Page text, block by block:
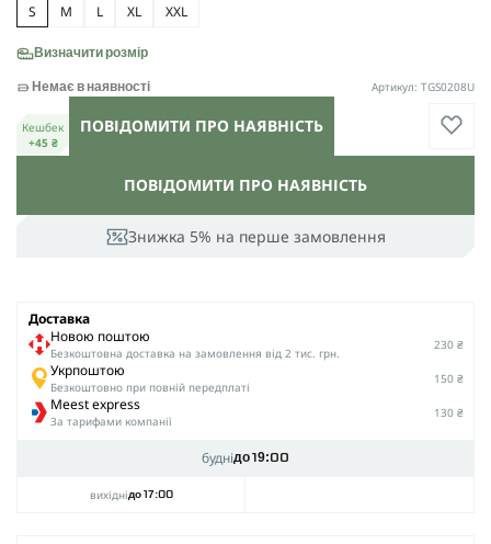
S M L XL XXL
Визначити розмір
Знижка 5% на перше замовлення
ПОВІДОМИТИ ПРО НАЯВНІСТЬ
Немає в наявності Артикул: TGS0208U
Кешбек
+45 ₴
ПОВІДОМИТИ ПРО НАЯВНІСТЬ
Доставка
Новою поштою
Безкоштовна доставка на замовлення від 2 тис. грн.
230 ₴
Укрпоштою
Безкоштовно при повній передплаті
150 ₴
Meest express
За тарифами компанії
130 ₴
буднідо 19:00
вихіднідо 17:00